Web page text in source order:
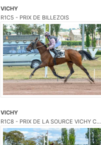
VICHY
R1C5 - PRIX DE BILLEZOIS
VICHY
R1C8 - PRIX DE LA SOURCE VICHY C...